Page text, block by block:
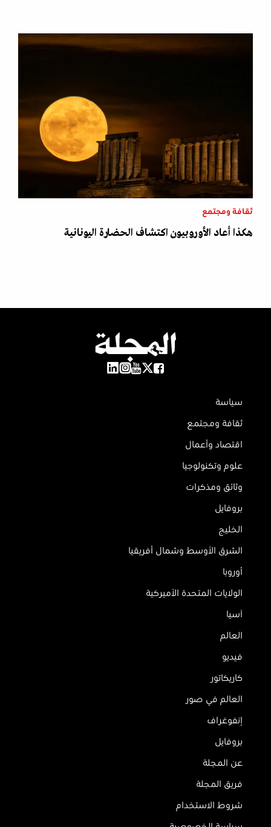
ثقافة ومجتمع
هكذا أعاد الأوروبيون اكتشاف الحضارة اليونانية
سياسة
ثقافة ومجتمع
اقتصاد وأعمال
علوم وتكنولوجيا
وثائق ومذكرات
بروفايل
الخليج
الشرق الأوسط وشمال أفريقيا
أوروبا
الولايات المتحدة الأميركية
آسيا
العالم
فيديو
كاريكاتور
العالم في صور
إنفوغراف
بروفايل
عن المجلة
فريق المجلة
شروط الاستخدام